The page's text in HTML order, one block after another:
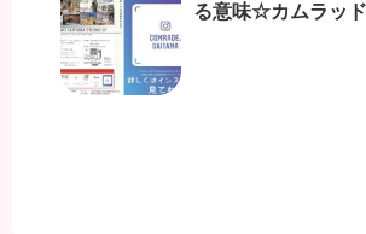
る意味☆カムラッド